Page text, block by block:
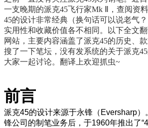
一支晚期的派克45飞行家Mk Ⅱ，查阅资
45的设计非常经典（换句话可以说老气
实用性和收藏价值各不相同。以下全文
网站，主要内容涵盖了派克45的历史、
搜了一下笔坛，没有发系统的关于派克
大家一起讨论。翻译上欢迎抓虫~
前言
派克45的设计来源于永锋（Eversharp）
锋公司的制笔业务后，于1960年推出了